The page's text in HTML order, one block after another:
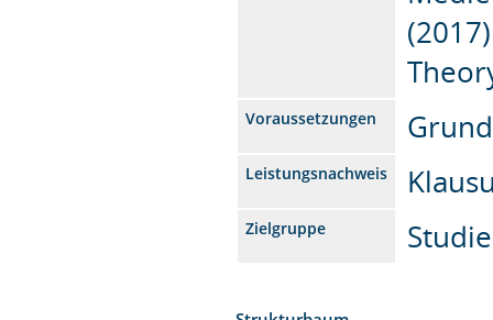
Voraussetzungen
Leistungsnachweis
Zielgruppe